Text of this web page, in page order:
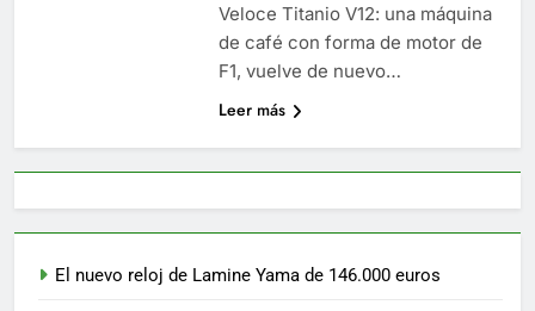
Veloce Titanio V12: una máquina
de café con forma de motor de
F1, vuelve de nuevo…
Leer más
El nuevo reloj de Lamine Yama de 146.000 euros